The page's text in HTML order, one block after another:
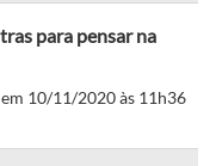
para pensar na
10/11/2020 às 11h36